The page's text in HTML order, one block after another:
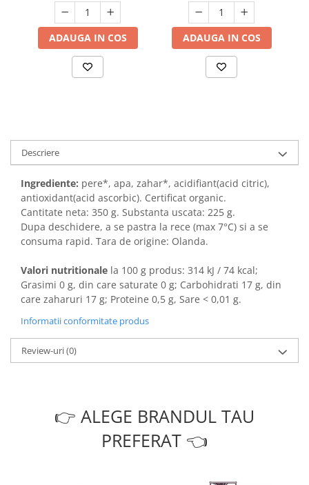
ADAUGA IN COS ADAUGA IN COS
Descriere
Ingrediente: pere*, apa, zahar*, acidifiant(acid citric),
antioxidant(acid ascorbic). Certificat organic.
Cantitate neta: 350 g. Substanta uscata: 225 g.
Dupa deschidere, a se pastra la rece (max 7°C) si a se
consuma rapid. Tara de origine: Olanda.
Valori nutritionale la 100 g produs: 314 kJ / 74 kcal;
Grasimi 0 g, din care saturate 0 g; Carbohidrati 17 g, din
care zaharuri 17 g; Proteine 0,5 g, Sare < 0,01 g.
Informatii conformitate produs
Review-uri(0)
👉 ALEGE BRANDUL TAU
PREFERAT 👈